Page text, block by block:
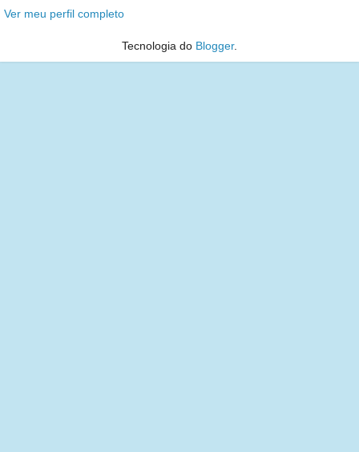
Ver meu perfil completo
Tecnologia do Blogger.